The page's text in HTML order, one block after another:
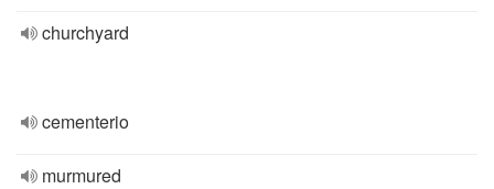
churchyard
cementerio
murmured